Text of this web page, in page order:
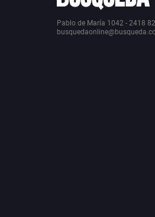
Pablo de María 1042 - 2418